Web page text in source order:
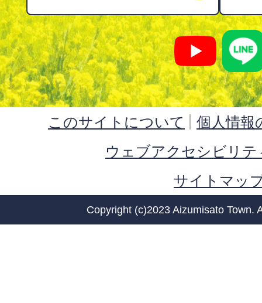
このサイトについて
個人情報
ウェブアクセシビリ
サイトマッ
Copyright (c)2023 Aizumisato Town.